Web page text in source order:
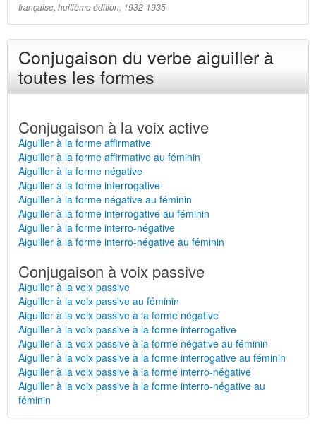
française, huitième édition, 1932-1935
Conjugaison du verbe aiguiller à
toutes les formes
Conjugaison à la voix active
Aiguiller à la forme affirmative
Aiguiller à la forme affirmative au féminin
Aiguiller à la forme négative
Aiguiller à la forme interrogative
Aiguiller à la forme négative au féminin
Aiguiller à la forme interrogative au féminin
Aiguiller à la forme interro-négative
Aiguiller à la forme interro-négative au féminin
Conjugaison à voix passive
Aiguiller à la voix passive
Aiguiller à la voix passive au féminin
Aiguiller à la voix passive à la forme négative
Aiguiller à la voix passive à la forme interrogative
Aiguiller à la voix passive à la forme négative au féminin
Aiguiller à la voix passive à la forme interrogative au féminin
Aiguiller à la voix passive à la forme interro-négative
Aiguiller à la voix passive à la forme interro-négative au
féminin